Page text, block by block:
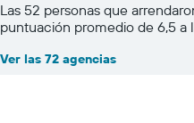
Las 52 personas que
puntuación promedio de 6,5 a
Ver las 72 agencias